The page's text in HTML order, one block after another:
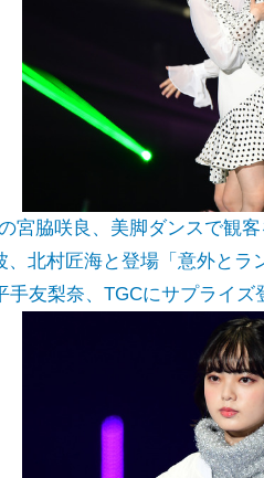
宮脇咲良、美脚ダンスで観
、北村匠海と登場「意外とラ
手友梨奈、TGCにサプライズ